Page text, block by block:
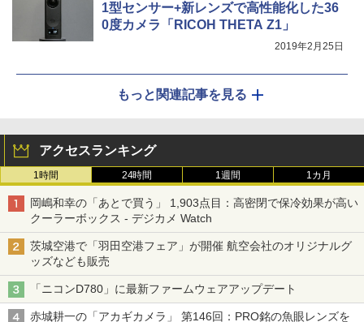
1型センサー+新レンズで高性能化した36
0度カメラ「RICOH THETA Z1」
2019年2月25日
もっと関連記事を見る
アクセスランキング
1時間 24時間 1週間 1カ月
岡嶋和幸の「あとで買う」 1,903点目：高密閉で保冷効果が高い
クーラーボックス - デジカメ Watch
茨城空港で「羽田空港フェア」が開催 航空会社のオリジナルグ
ッズなども販売
「ニコンD780」に最新ファームウェアアップデート
赤城耕一の「アカギカメラ」 第146回：PRO銘の魚眼レンズを